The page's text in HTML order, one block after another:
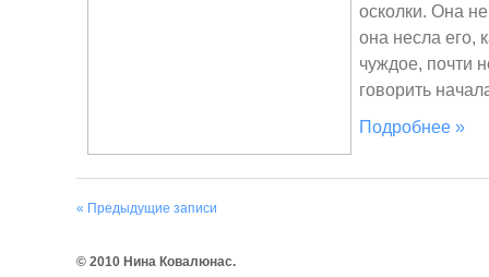
осколки. Она
она несла его,
чуждое, почти
говорить
Подробнее »
« Предыдущие записи
© 2010 Нина Ковалюнас.